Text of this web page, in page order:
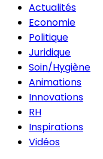
Actualités
Economie
Politique
Juridique
Soin/Hygiène
Animations
Innovations
RH
Inspirations
Vidéos